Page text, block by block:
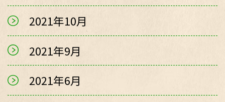
2021年10月
2021年9月
2021年6月